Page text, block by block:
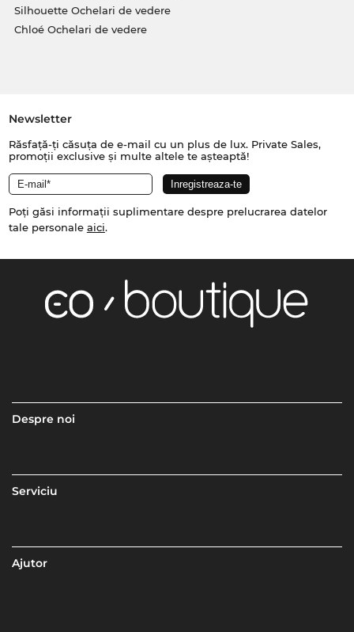
Silhouette Ochelari de vedere
Chloé Ochelari de vedere
Newsletter
Răsfață-ți căsuța de e-mail cu un plus de lux. Private Sales,
promoții exclusive și multe altele te așteaptă!
Poți găsi informații suplimentare despre prelucrarea datelor
tale personale aici.
Despre noi
Serviciu
Ajutor